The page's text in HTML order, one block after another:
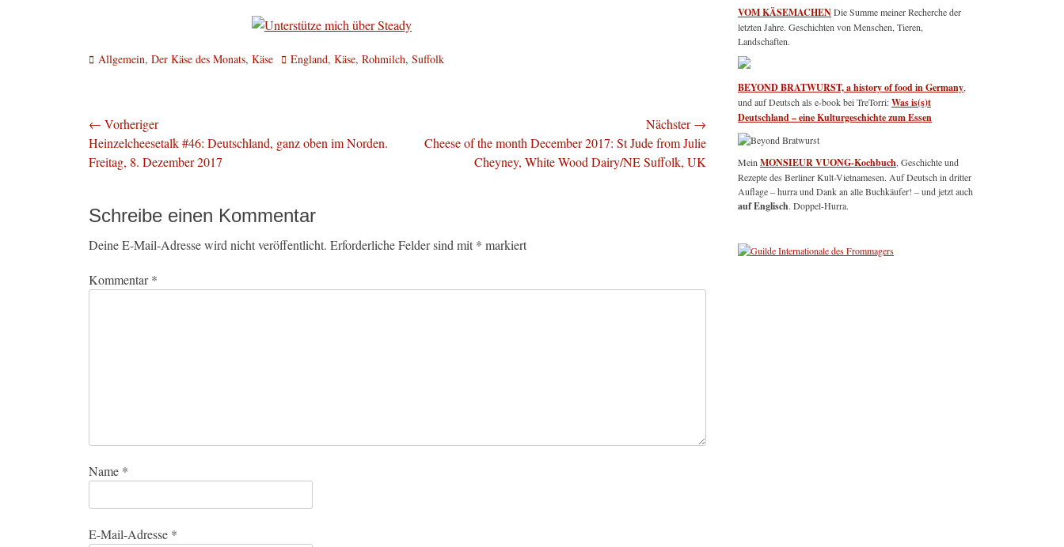
Kategorien
Allgemein, Der Käse des Monats, Käse Schlagworte
England, Käse, Rohmilch, Suffolk
Beitragsnavigation
← Vorheriger
Vorheriger
Beitrag:
Heinzelcheesetalk #46: Deutschland, ganz oben im Norden.
Freitag, 8. Dezember 2017
Nächster →
NächsterCheese of the month December 2017: St Jude from Julie
Cheyney, White Wood Dairy/NE Suffolk, UK
Schreibe einen Kommentar
Deine E-Mail-Adresse wird nicht veröffentlicht. Erforderliche Felder sind mit * markiert
Kommentar*
Name *
E-Mail-Adresse *
VOM KÄSEMACHENDie Summe meiner Recherche der
letzten Jahre. Geschichten von Menschen, Tieren,
Landschaften.
BEYOND BRATWURST, a history of food in Germany
und auf Deutsch als e-book bei TreTorri:Was is(s)t
Deutschland – eine Kulturgeschichte zum Essen
Mein MONSIEUR VUONG-Kochbuch , Geschichte und
Rezepte des Berliner Kult-Vietnamesen. Auf Deutsch in dritter
Auflage – hurra und Dank an alle Buchkäufer! – und jetzt auch
auf Englisch. Doppel-Hurra.